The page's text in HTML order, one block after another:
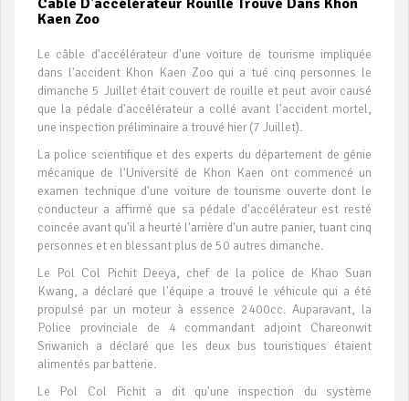
Cable D'accélérateur Rouillé Trouvé Dans Khon
Kaen Zoo
Le câble d'accélérateur d'une voiture de tourisme impliquée
dans l'accident Khon Kaen Zoo qui a tué cinq personnes le
dimanche 5 Juillet était couvert de rouille et peut avoir causé
que la pédale d'accélérateur a collé avant l'accident mortel,
une inspection préliminaire a trouvé hier (7 Juillet).
La police scientifique et des experts du département de génie
mécanique de l'Université de Khon Kaen ont commencé un
examen technique d'une voiture de tourisme ouverte dont le
conducteur a affirmé que sa pédale d'accélérateur est resté
coincée avant qu'il a heurté l'arrière d'un autre panier, tuant cinq
personnes et en blessant plus de 50 autres dimanche.
Le Pol Col Pichit Deeya, chef de la police de Khao Suan
Kwang, a déclaré que l'équipe a trouvé le véhicule qui a été
propulsé par un moteur à essence 2400cc. Auparavant, la
Police provinciale de 4 commandant adjoint Chareonwit
Sriwanich a déclaré que les deux bus touristiques étaient
alimentés par batterie.
Le Pol Col Pichit a dit qu'une inspection du système